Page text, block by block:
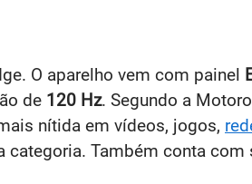
O aparelho vem com painel
de 120 Hz. Segundo a
nítida em vídeos, jogos,
categoria. Também conta com